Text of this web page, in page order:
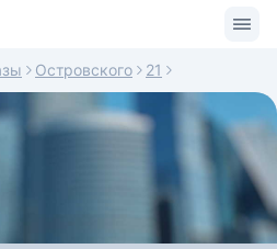
Островского 21